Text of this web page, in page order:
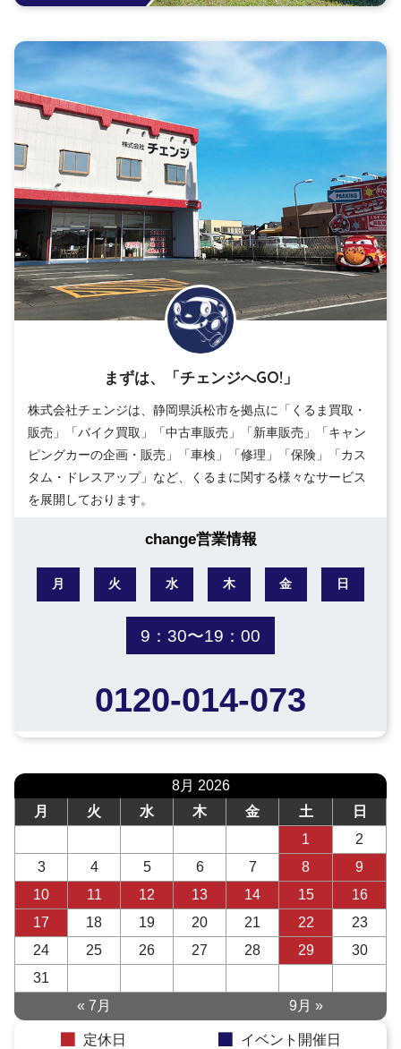
まずは、「チェンジへGO!」
株式会社チェンジは、静岡県浜松市を拠点に「くるま買取・
販売」「バイク買取」「中古車販売」「新車販売」「キャン
ピングカーの企画・販売」「車検」「修理」「保険」「カス
タム・ドレスアップ」など、くるまに関する様々なサービス
を展開しております。
change営業情報
月 火 水 木 金 日
9：30〜19：00
0120-014-073
8月 2026
月
火 水 木 金 土
日
1
2
3
4 5 6 7 8
9
10
11 12 13 14 15
16
17
18 19 20 21 22
23
24
25 26 27 28 29
30
31
« 7月
9月 »
定休日 イベント開催日